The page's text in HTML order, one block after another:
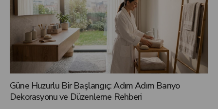
Güne Huzurlu Bir Başlangıç: Adım Adım Banyo
Dekorasyonu ve Düzenleme Rehberi